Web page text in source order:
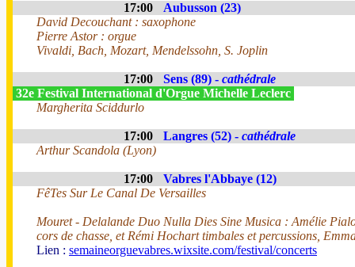
17:00
Aubusson (23)
David Decouchant : saxophone
Pierre Astor : orgue
Vivaldi, Bach, Mozart, Mendelssohn, S. Joplin
17:00 Sens (89) - cathédrale
32e Festival International d'Orgue Michelle Leclerc
Margherita Sciddurlo
17:00 Langres (52) - cathédrale
Arthur Scandola (Lyon)
17:00
Vabres l'Abbaye (12)
FêTes Sur Le Canal De Versailles
Mouret - Delalande Duo Nulla Dies Sine Musica : Amélie
cors de chasse, et Rémi Hochart timbales et percussions,
Lien : semaineorguevabres.wixsite.com/festival/concerts